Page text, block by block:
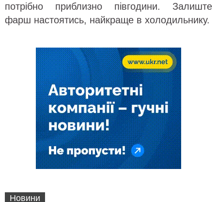
потрібно приблизно півгодини. Залиште
фарш настоятись, найкраще в холодильнику.
Новини